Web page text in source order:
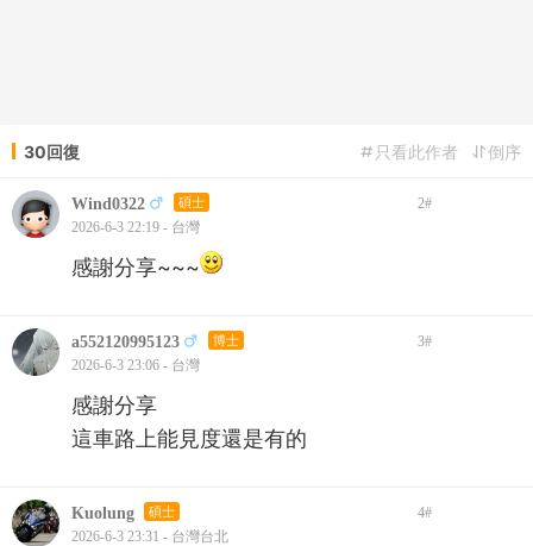
30回復 倒序
只看此作者
Wind0322 碩士 2#
2026-6-3 22:19 - 台灣
感謝分享~~~
a552120995123 博士 3#
2026-6-3 23:06 - 台灣
感謝分享
這車路上能見度還是有的
Kuolung 碩士 4#
2026-6-3 23:31 - 台灣台北